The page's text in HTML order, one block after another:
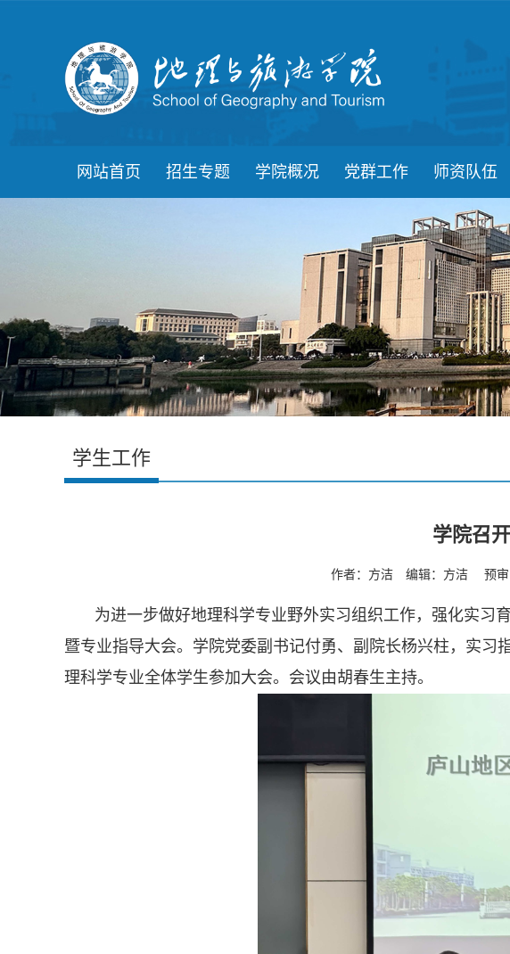
网站首页 招生专题 学院概况 党群工作 师资队伍
学生工作
学院召
作者：方洁 编辑：方洁 预审
为进一步做好地理科学专业野外实习组织工作，强化实习
暨专业指导大会。学院党委副书记付勇、副院长杨兴柱，实习
理科学专业全体学生参加大会。会议由胡春生主持。